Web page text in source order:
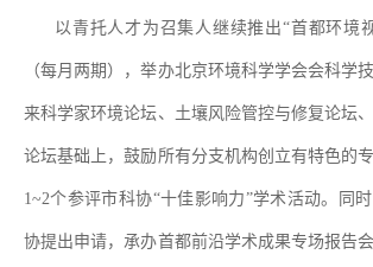
以青托人才为召集人继续推出“首都环境
（每月两期），举办北京环境科学学会会科学
来科学家环境论坛、土壤风险管控与修复论坛
论坛基础上，鼓励所有分支机构创立有特色的
1~2个参评市科协“十佳影响力”学术活动。同
协提出申请，承办首都前沿学术成果专场报告